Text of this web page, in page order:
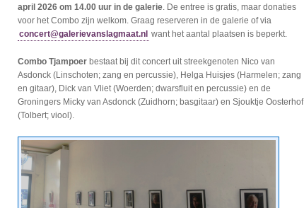
april 2026 om 14.00 uur in de galerie. De entree is gratis, maar donaties
voor het Combo zijn welkom. Graag reserveren in de galerie of via
concert@galerievanslagmaat.nl want het aantal plaatsen is beperkt.
Combo Tjampoer bestaat bij dit concert uit streekgenoten Nico van
Asdonck (Linschoten; zang en percussie), Helga Huisjes (Harmelen; zang
en gitaar), Dick van Vliet (Woerden; dwarsfluit en percussie) en de
Groningers Micky van Asdonck (Zuidhorn; basgitaar) en Sjouktje Oosterhof
(Tolbert; viool).